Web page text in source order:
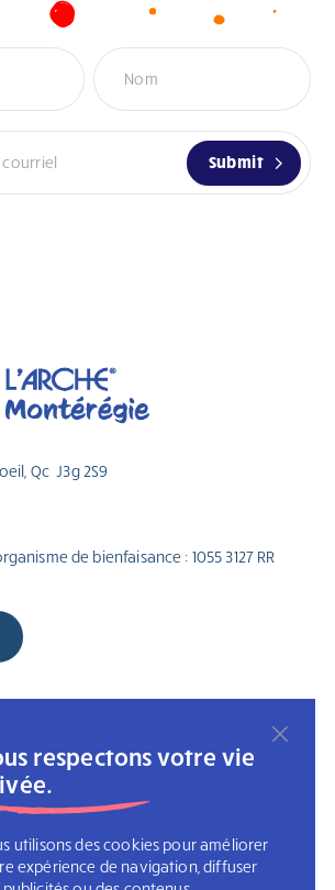
respectons votre vie
utilisons des cookies pour améliorer
expérience de navigation, diffuser
Submit
Qc J3g 2S9
de bienfaisance : 1055 3127 RR